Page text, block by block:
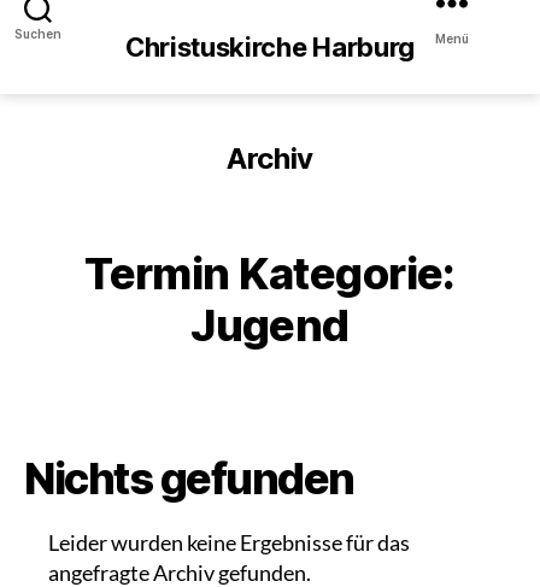
Suchen Christuskirche Harburg Menü
Archiv
Termin Kategorie:
Jugend
Nichts gefunden
Leider wurden keine Ergebnisse für das
angefragte Archiv gefunden.